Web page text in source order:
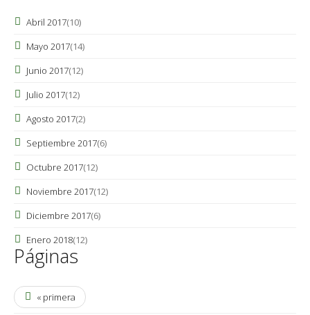
Abril 2017(10)
Mayo 2017(14)
Junio 2017(12)
Julio 2017(12)
Agosto 2017(2)
Septiembre 2017(6)
Octubre 2017(12)
Noviembre 2017(12)
Diciembre 2017(6)
Enero 2018(12)
Páginas
« primera